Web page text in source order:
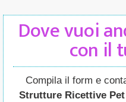
Dove vuoi
con il
Compila il form e
Strutture Ricettive